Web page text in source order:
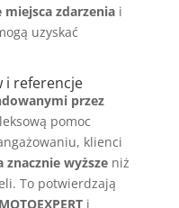
miejsca zdarzeniai
uzyskać
i referencje
przez
pomoc
klienci
wyższeniż
To potwierdzają
i